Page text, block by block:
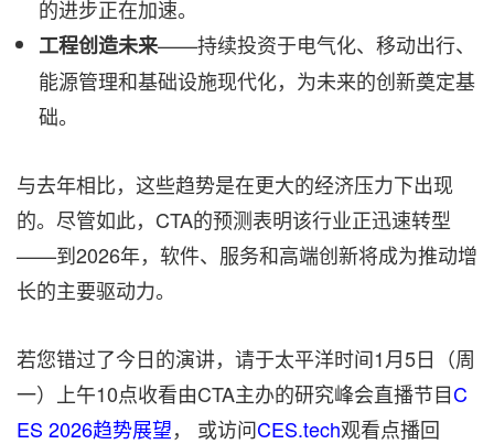
的进步正在加速。
工程创造未来——持续投资于电气化、移动出行、
能源管理和基础设施现代化，为未来的创新奠定基
础。
与去年相比，这些趋势是在更大的经济压力下出现
的。尽管如此，CTA的预测表明该行业正迅速转型
——到2026年，软件、服务和高端创新将成为推动增
长的主要驱动力。
若您错过了今日的演讲，请于太平洋时间1月5日（周
一）上午10点收看由CTA主办的研究峰会直播节目C
ES 2026趋势展望， 或访问CES.tech观看点播回